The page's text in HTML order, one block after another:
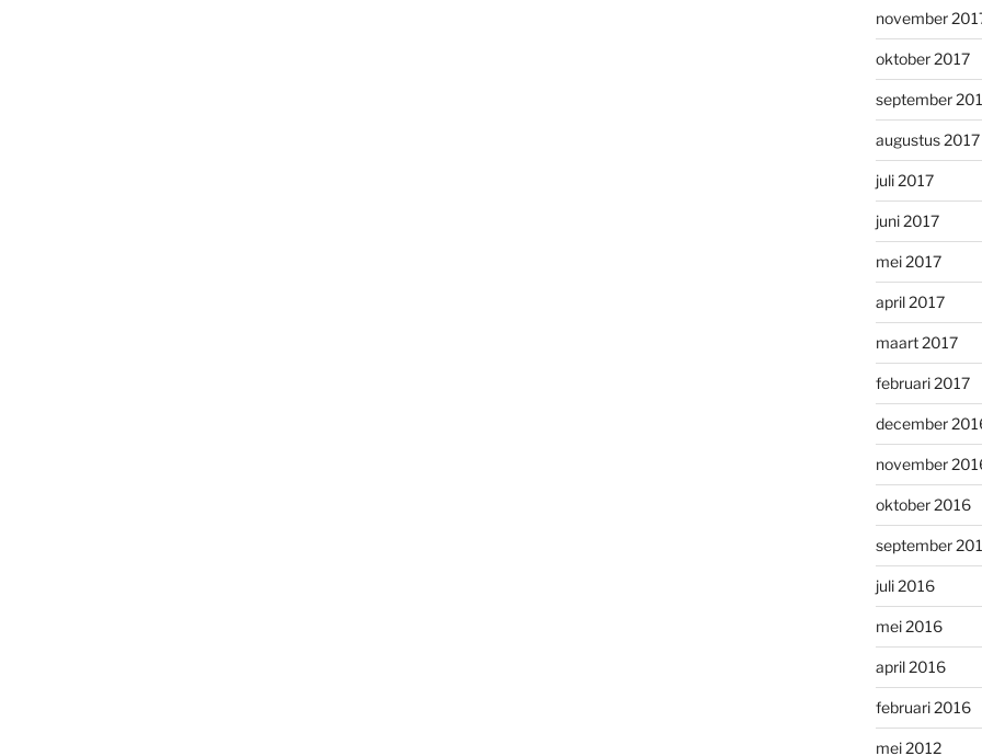
november
oktober 2017
september
augustus 2017
juli 2017
juni 2017
mei 2017
april 2017
maart 2017
februari 2017
december
november
oktober 2016
september
juli 2016
mei 2016
april 2016
februari 2016
mei 2012